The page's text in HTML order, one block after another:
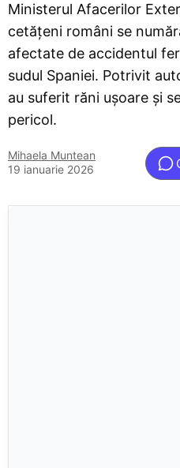
Ministerul Afacerilor
cetățeni români se
afectate de accidentul
sudul Spaniei. Potrivit
au suferit răni ușoare și
pericol.
Mihaela Muntean
19 ianuarie 2026